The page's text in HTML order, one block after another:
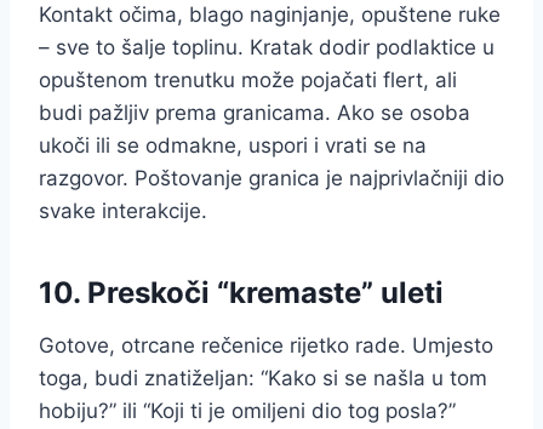
Kontakt očima, blago naginjanje, opuštene ruke
– sve to šalje toplinu. Kratak dodir podlaktice u
opuštenom trenutku može pojačati flert, ali
budi pažljiv prema granicama. Ako se osoba
ukoči ili se odmakne, uspori i vrati se na
razgovor. Poštovanje granica je najprivlačniji dio
svake interakcije.
10. Preskoči “kremaste” uleti
Gotove, otrcane rečenice rijetko rade. Umjesto
toga, budi znatiželjan: “Kako si se našla u tom
hobiju?” ili “Koji ti je omiljeni dio tog posla?”